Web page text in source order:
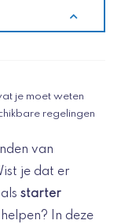
je moet weten
regelingen
van
je dat er
starter
In deze